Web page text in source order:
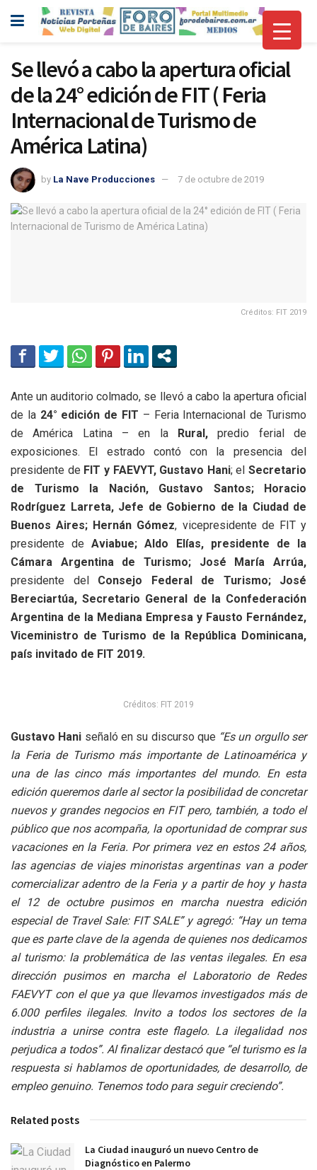
Se llevó a cabo la apertura oficial
de la 24° edición de FIT ( Feria
Internacional de Turismo de
América Latina)
by La Nave Producciones 7 de octubre de 2019
Créditos: FIT 2019
Ante un auditorio colmado, se llevó a cabo la apertura oficial
de la 24° edición de FIT – Feria Internacional de Turismo
de América Latina – en la Rural, predio ferial de
exposiciones. El estrado contó con la presencia del
presidente de FIT y FAEVYT, Gustavo Hani; el Secretario
de Turismo la Nación, Gustavo Santos; Horacio
Rodríguez Larreta, Jefe de Gobierno de la Ciudad de
Buenos Aires; Hernán Gómez, vicepresidente de FIT y
presidente deAviabue; Aldo Elías, presidente de la
Cámara Argentina de Turismo; José María Arrúa,
presidente delConsejo Federal de Turismo; José
Bereciartúa, Secretario General de la Confederación
Argentina de la Mediana Empresa y Fausto Fernández,
Viceministro de Turismo de la República Dominicana,
país invitado de FIT 2019.
Créditos: FIT 2019
Gustavo Hani señaló en su discurso que “Es un orgullo ser
la Feria de Turismo más importante de Latinoamérica y
una de las cinco más importantes del mundo. En esta
edición queremos darle al sector la posibilidad de concretar
nuevos y grandes negocios en FIT pero, también, a todo el
público que nos acompaña, la oportunidad de comprar sus
vacaciones en la Feria. Por primera vez en estos 24 años,
las agencias de viajes minoristas argentinas van a poder
comercializar adentro de la Feria y a partir de hoy y hasta
el 12 de octubre pusimos en marcha nuestra edición
especial de Travel Sale: FIT SALE” y agregó: “Hay un tema
que es parte clave de la agenda de quienes nos dedicamos
al turismo: la problemática de las ventas ilegales. En esa
dirección pusimos en marcha el Laboratorio de Redes
FAEVYT con el que ya que llevamos investigados más de
6.000 perfiles ilegales. Invito a todos los sectores de la
industria a unirse contra este flagelo. La ilegalidad nos
perjudica a todos”. Al finalizar destacó que “el turismo es la
respuesta si hablamos de oportunidades, de desarrollo, de
empleo genuino. Tenemos todo para seguir creciendo”.
Related posts
La Ciudad inauguró un nuevo Centro de
Diagnóstico en Palermo